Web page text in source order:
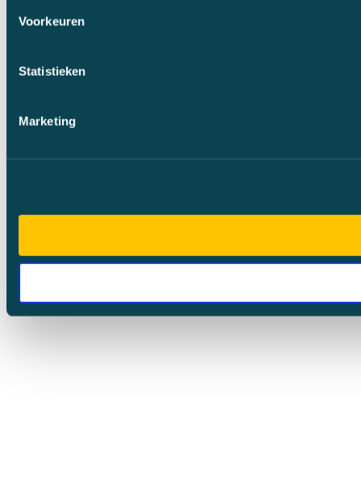
Voorkeuren
Statistieken
Marketing